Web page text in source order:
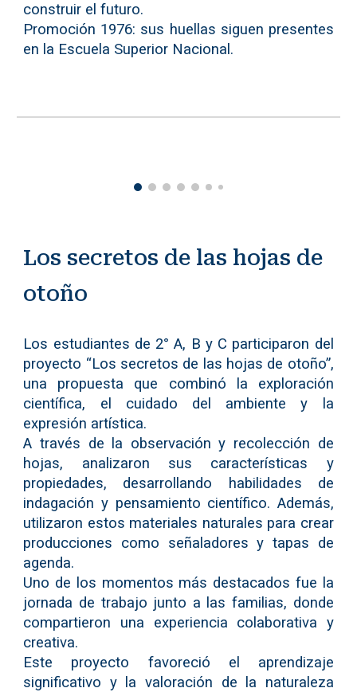
construir el futuro.
Promoción 1976: sus huellas siguen presentes
en la Escuela Superior Nacional.
Los secretos de las hojas de
otoño
Los estudiantes de 2° A, B y C participaron del
proyecto “Los secretos de las hojas de otoño”,
una propuesta que combinó la exploración
científica, el cuidado del ambiente y la
expresión artística.
A través de la observación y recolección de
hojas, analizaron sus características y
propiedades, desarrollando habilidades de
indagación y pensamiento científico. Además,
utilizaron estos materiales naturales para crear
producciones como señaladores y tapas de
agenda.
Uno de los momentos más destacados fue la
jornada de trabajo junto a las familias, donde
compartieron una experiencia colaborativa y
creativa.
Este proyecto favoreció el aprendizaje
significativo y la valoración de la naturaleza